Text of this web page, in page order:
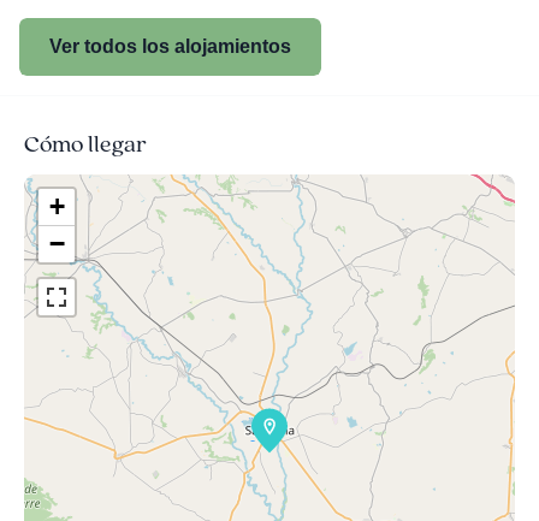
Ver todos los alojamientos
Cómo llegar
+
−